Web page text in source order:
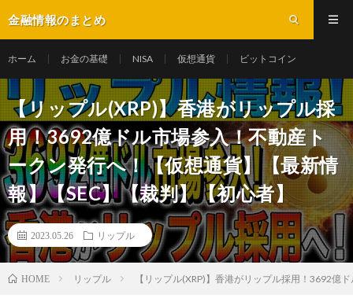
金融情報のまとめ
ホーム お金の基礎 NISA 仮想通貨 ビットコイン
【リップル(XRP)】香港がリップル採
用！3692億ドル市場参入！不動産ト
ークン発行へ！【仮想通貨】【最新情
報】【SEC】【裁判】【初心者】
2023.05.26 リップル
HOME リップル 【リップル(XRP)】香港がリップル採用！3692億